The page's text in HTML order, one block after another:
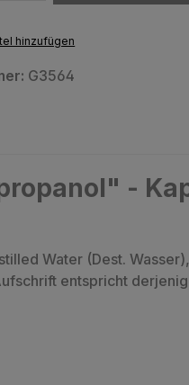
hinzufügen
G3564
-
Water (Dest.
entspricht